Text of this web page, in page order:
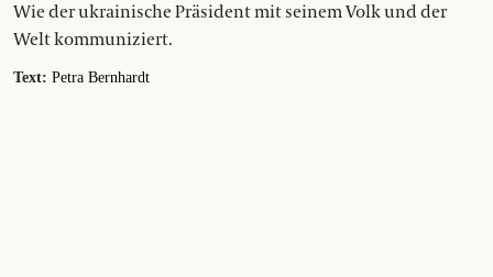
Wie der ukrainische Präsident mit seinem Volk und der
Welt kommuniziert.
Text: Petra Bernhardt